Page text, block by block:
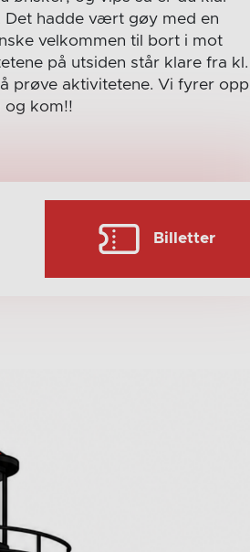
Det hadde vært gøy med en
velkommen til bort i mot
på utsiden står klare fra kl.
prøve aktivitetene. Vi fyrer opp
og kom!!
Billetter